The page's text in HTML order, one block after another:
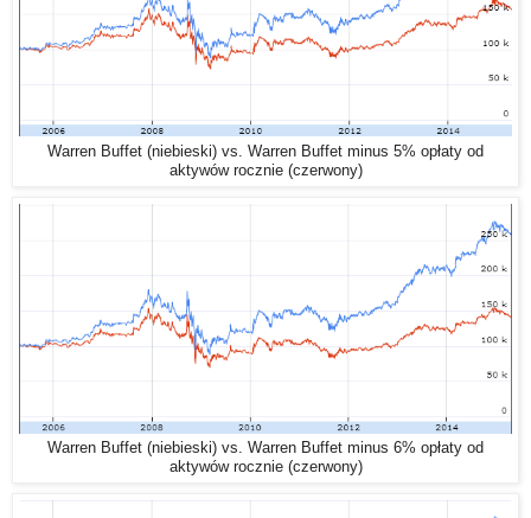
Warren Buffet (niebieski) vs. Warren Buffet minus 5% opłaty od
aktywów rocznie (czerwony)
Warren Buffet (niebieski) vs. Warren Buffet minus 6% opłaty od
aktywów rocznie (czerwony)